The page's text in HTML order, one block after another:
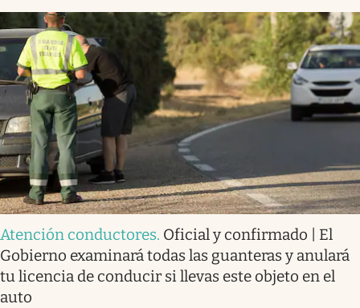
Atención conductores. Oficial y confirmado | El
Gobierno examinará todas las guanteras y anulará
tu licencia de conducir si llevas este objeto en el
auto